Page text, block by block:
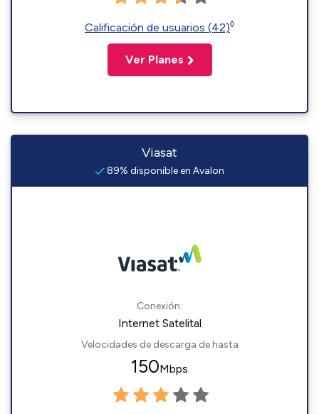
Calificación de usuarios (42)◊
Ver Planes
Viasat
89% disponible en Avalon
Conexión:
Internet Satelital
Velocidades de descarga de hasta
150Mbps